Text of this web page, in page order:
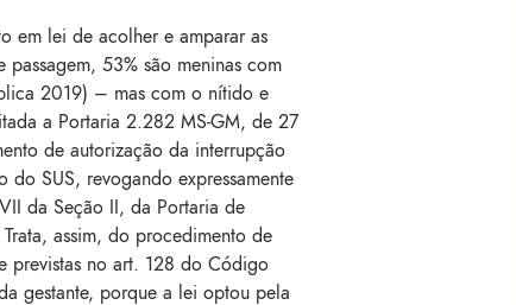
em lei de acolher e amparar as
53% são meninas com
2019) – mas com o nítido e
a Portaria 2.282 MS-GM, de 27
de autorização da interrupção
SUS, revogando expressamente
da Seção II, da Portaria de
assim, do procedimento de
previstas no art. 128 do Código
gestante, porque a lei optou pela